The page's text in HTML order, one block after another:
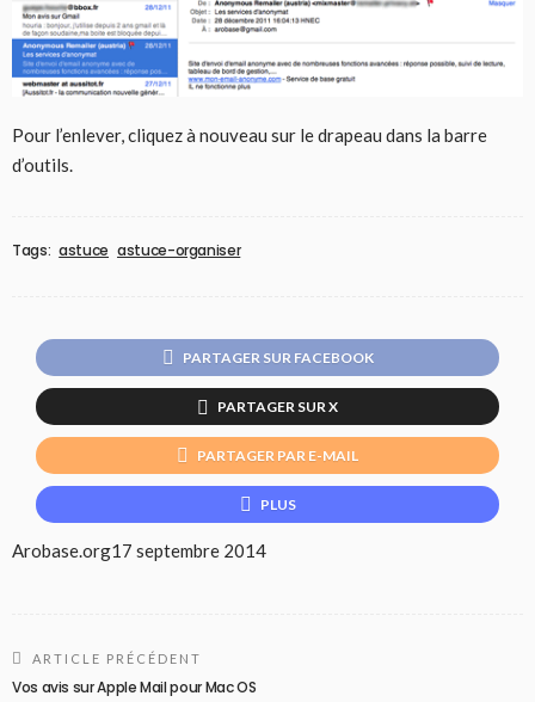
Pour l’enlever, cliquez à nouveau sur le drapeau dans la barre
d’outils.
Tags: astuce astuce-organiser
PARTAGER SUR FACEBOOK
PARTAGER SUR X
PARTAGER PAR E-MAIL
PLUS
Arobase.org17 septembre 2014
ARTICLE PRÉCÉDENT
Vos avis sur Apple Mail pour Mac OS